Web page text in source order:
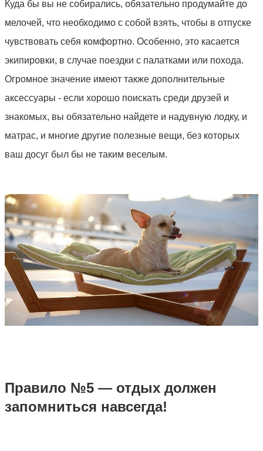
Куда бы вы не собирались, обязательно продумайте до
мелочей, что необходимо с собой взять, чтобы в отпуске
чувствовать себя комфортно. Особенно, это касается
экипировки, в случае поездки с палатками или похода.
Огромное значение имеют также дополнительные
аксессуары - если хорошо поискать среди друзей и
знакомых, вы обязательно найдете и надувную лодку, и
матрас, и многие другие полезные вещи, без которых
ваш досуг был бы не таким веселым.
Правило №5 — отдых должен
запомниться навсегда!